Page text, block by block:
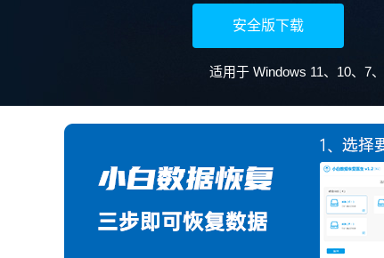
安全版下载
适用于 Windows 11、10、7